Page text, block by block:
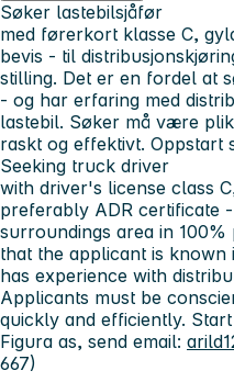
Søker lastebilsjåfør
med førerkort klasse C,
bevis - til
stilling. Det er en fordel at
- og har erfaring med
lastebil. Søker må være
raskt og effektivt. Oppstart
Seeking truck driver
with driver's license class
preferably ADR certificate
surroundings area in
that the applicant is
has experience with
Applicants must be
quickly and efficiently.
Figura as, send email:
667)